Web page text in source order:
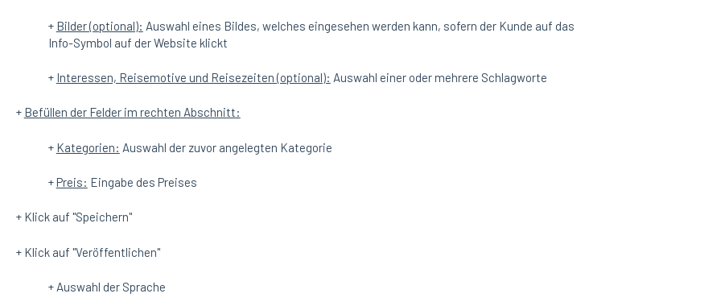
+ Bilder (optional): Auswahl eines Bildes, welches eingesehen werden kann, sofern der Kunde auf das
Info-Symbol auf der Website klickt
+ Interessen, Reisemotive und Reisezeiten (optional): Auswahl einer oder mehrere Schlagworte
+ Befüllen der Felder im rechten Abschnitt:
+ Kategorien: Auswahl der zuvor angelegten Kategorie
+Preis: Eingabe des Preises
+ Klick auf "Speichern"
+ Klick auf "Veröffentlichen"
+ Auswahl der Sprache